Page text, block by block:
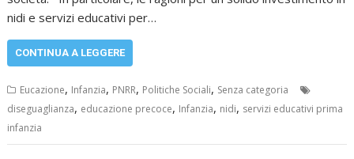
nidi e servizi educativi per…
CONTINUA A LEGGERE
Eucazione, Infanzia, PNRR, Politiche Sociali, Senza categoria
diseguaglianza, educazione precoce, Infanzia, nidi, servizi educativi prima
infanzia